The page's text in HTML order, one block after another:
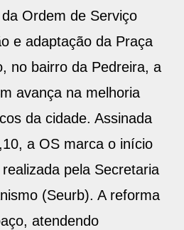
Ordem de Serviço
e adaptação da Praça
no bairro da Pedreira, a
avança na melhoria
da cidade. Assinada
a OS marca o início
pela Secretaria
(Seurb). A reforma
atendendo